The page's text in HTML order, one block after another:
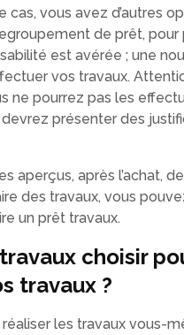
cas, vous avez d’autres
de prêt, pour
est avérée ; une
vos travaux.
ne pourrez pas les
présenter des
aperçus, après l’achat,
des travaux, vous
un prêt travaux.
choisir
travaux ?
les travaux vous-